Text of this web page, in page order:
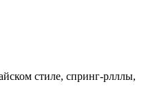
стиле, спринг-рлллы,